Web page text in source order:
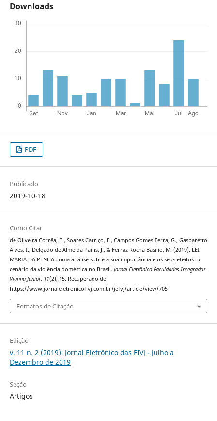
Downloads
PDF
Publicado
2019-10-18
Como Citar
de Oliveira Corrêa, B., Soares Carriço, E., Campos Gomes Terra, G., Gasparetto
Alves, I., Delgado de Almeida Pains, J., & Ferraz Rocha Basilio, M. (2019). LEI
MARIA DA PENHA:: uma análise sobre a sua importância e os seus efeitos no
cenário da violência doméstica no Brasil. Jornal Eletrônico Faculdades Integradas
Vianna Júnior, 11(2), 15. Recuperado de
https://www.jornaleletronicofivj.com.br/jefvj/article/view/705
Fomatos de Citação
Edição
v. 11 n. 2 (2019): Jornal Eletrônico das FIVJ - Julho a
Dezembro de 2019
Seção
Artigos